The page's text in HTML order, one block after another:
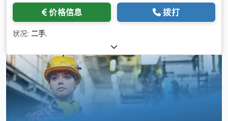
价格信息 拨打
状况: 二手,